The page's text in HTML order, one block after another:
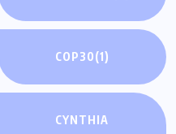
COP30(1)
CYNTHIA